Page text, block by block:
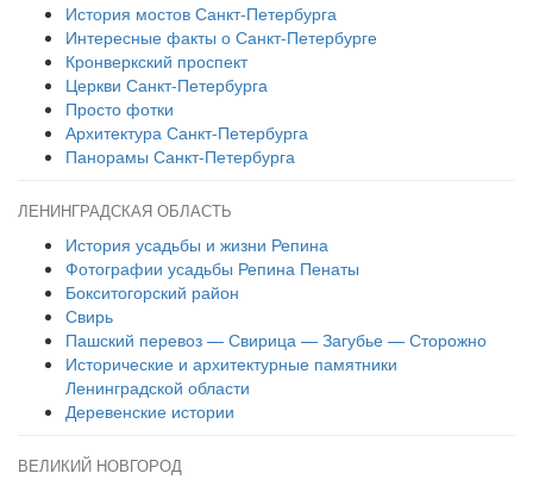
История мостов Санкт-Петербурга
Интересные факты о Санкт-Петербурге
Кронверкский проспект
Церкви Санкт-Петербурга
Просто фотки
Архитектура Санкт-Петербурга
Панорамы Санкт-Петербурга
ЛЕНИНГРАДСКАЯ ОБЛАСТЬ
История усадьбы и жизни Репина
Фотографии усадьбы Репина Пенаты
Бокситогорский район
Свирь
Пашский перевоз — Свирица — Загубье — Сторожно
Исторические и архитектурные памятники
Ленинградской области
Деревенские истории
ВЕЛИКИЙ НОВГОРОД